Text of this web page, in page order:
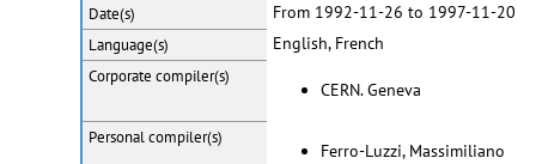
Date(s) From 1992-11-26 to 1997-11-20
Language(s) English, French
Corporate compiler(s)
CERN. Geneva
Personalcompiler(s)
Ferro-Luzzi, Massimiliano